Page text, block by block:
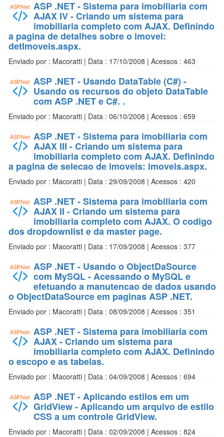
ASP .NET - Sistema para imobiliaria com
AJAX IV - Criando um sistema para
imobiliaria completo com AJAX. Definindo
a pagina de detalhes sobre o imovel:
detImoveis.aspx.
Enviado por : Macoratti | Data : 17/10/2008 | Acessos : 463
ASP .NET - Usando DataTable (C#) -
Usando os recursos do objeto DataTable
com ASP .NET e C#. .
Enviado por : Macoratti | Data : 06/10/2008 | Acessos : 659
ASP .NET - Sistema para imobiliaria com
AJAX III - Criando um sistema para
imobiliaria completo com AJAX. Definindo
a pagina de selecao de imoveis: imoveis.aspx.
Enviado por : Macoratti | Data : 29/09/2008 | Acessos : 420
ASP .NET - Sistema para imobiliaria com
AJAX II - Criando um sistema para
imobiliaria completo com AJAX. O codigo
dos dropdownlist e da master page.
Enviado por : Macoratti | Data : 17/09/2008 | Acessos : 377
ASP .NET - Usando o ObjectDaSource
com MySQL - Acessando o MySQL e
efetuando a manutencao de dados usando
o ObjectDataSource em paginas ASP .NET.
Enviado por : Macoratti | Data : 08/09/2008 | Acessos : 351
ASP .NET - Sistema para imobiliaria com
AJAX - Criando um sistema para
imobiliaria completo com AJAX. Definindo
o escopo e as tabelas.
Enviado por : Macoratti | Data : 04/09/2008 | Acessos : 694
ASP .NET - Aplicando estilos em um
GridView - Aplicando um arquivo de estilo
CSS a um controle GridView.
Enviado por : Macoratti | Data : 02/09/2008 | Acessos : 824